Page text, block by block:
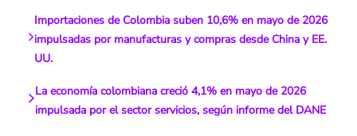
Importaciones de Colombia suben 10,6% en mayo de 2026
impulsadas por manufacturas y compras desde China y EE.
UU.
La economía colombiana creció 4,1% en mayo de 2026
impulsada por el sector servicios, según informe del DANE